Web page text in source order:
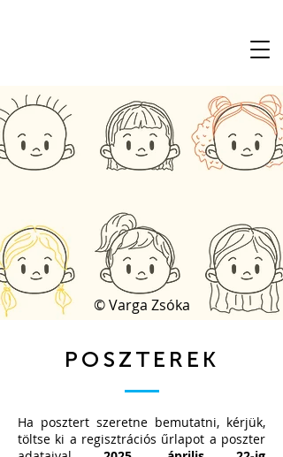
© Varga Zsóka
POSZTEREK
Ha posztert szeretne bemutatni, kérjük,
töltse ki a regisztrációs űrlapot a poszter